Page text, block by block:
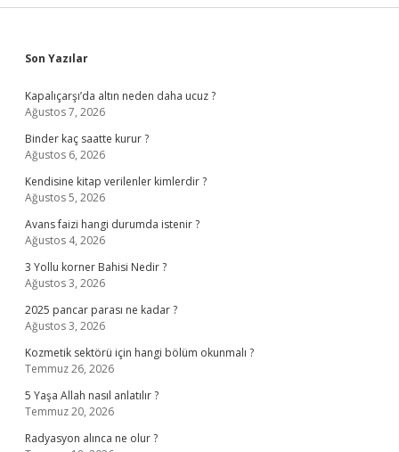
Sidebar
Son Yazılar
Kapalıçarşı’da altın neden daha ucuz ?
Ağustos 7, 2026
Binder kaç saatte kurur ?
Ağustos 6, 2026
Kendisine kitap verilenler kimlerdir ?
Ağustos 5, 2026
Avans faizi hangi durumda istenir ?
Ağustos 4, 2026
3 Yollu korner Bahisi Nedir ?
Ağustos 3, 2026
2025 pancar parası ne kadar ?
Ağustos 3, 2026
Kozmetik sektörü için hangi bölüm okunmalı ?
Temmuz 26, 2026
5 Yaşa Allah nasıl anlatılır ?
Temmuz 20, 2026
Radyasyon alınca ne olur ?